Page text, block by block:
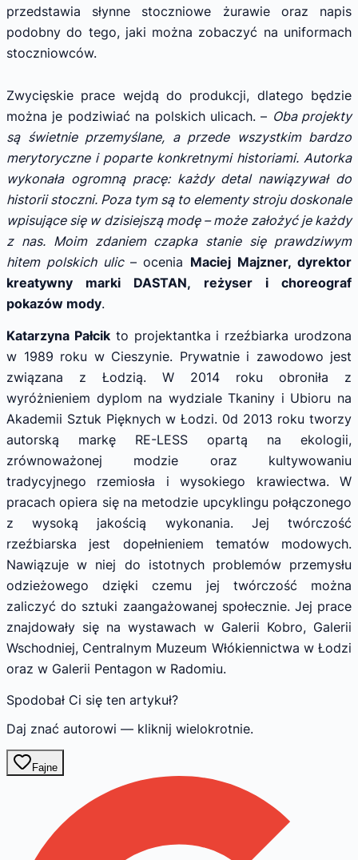
przedstawia słynne stoczniowe żurawie oraz napis
podobny do tego, jaki można zobaczyć na uniformach
stoczniowców.
Zwycięskie prace wejdą do produkcji, dlatego będzie
można je podziwiać na polskich ulicach. – Oba projekty
są świetnie przemyślane, a przede wszystkim bardzo
merytoryczne i poparte konkretnymi historiami. Autorka
wykonała ogromną pracę: każdy detal nawiązywał do
historii stoczni. Poza tym są to elementy stroju doskonale
wpisujące się w dzisiejszą modę – może założyć je każdy
z nas. Moim zdaniem czapka stanie się prawdziwym
hitem polskich ulic – ocenia Maciej Majzner, dyrektor
kreatywny marki DASTAN, reżyser i choreograf
pokazów mody.
Katarzyna Pałcikto projektantka i rzeźbiarka urodzona
w 1989 roku w Cieszynie. Prywatnie i zawodowo jest
związana z Łodzią. W 2014 roku obroniła z
wyróżnieniem dyplom na wydziale Tkaniny i Ubioru na
Akademii Sztuk Pięknych w Łodzi. 0d 2013 roku tworzy
autorską markę RE-LESS opartą na ekologii,
zrównoważonej modzie oraz kultywowaniu
tradycyjnego rzemiosła i wysokiego krawiectwa. W
pracach opiera się na metodzie upcyklingu połączonego
z wysoką jakością wykonania. Jej twórczość
rzeźbiarska jest dopełnieniem tematów modowych.
Nawiązuje w niej do istotnych problemów przemysłu
odzieżowego dzięki czemu jej twórczość można
zaliczyć do sztuki zaangażowanej społecznie. Jej prace
znajdowały się na wystawach w Galerii Kobro, Galerii
Wschodniej, Centralnym Muzeum Włókiennictwa w Łodzi
oraz w Galerii Pentagon w Radomiu.
Spodobał Ci się ten artykuł?
Daj znać autorowi — kliknij wielokrotnie.
Fajne